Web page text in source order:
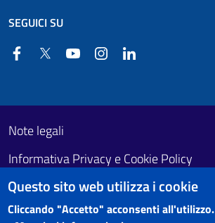
SEGUICI SU
FacebookTwitter YouTube Instagram
Footer First
Useful links section
Note legali
Informativa Privacy e Cookie Policy
Obiettivi di accessibilità
Questo sito web utilizza i cookie
Cliccando "Accetto" acconsenti all'utilizzo.